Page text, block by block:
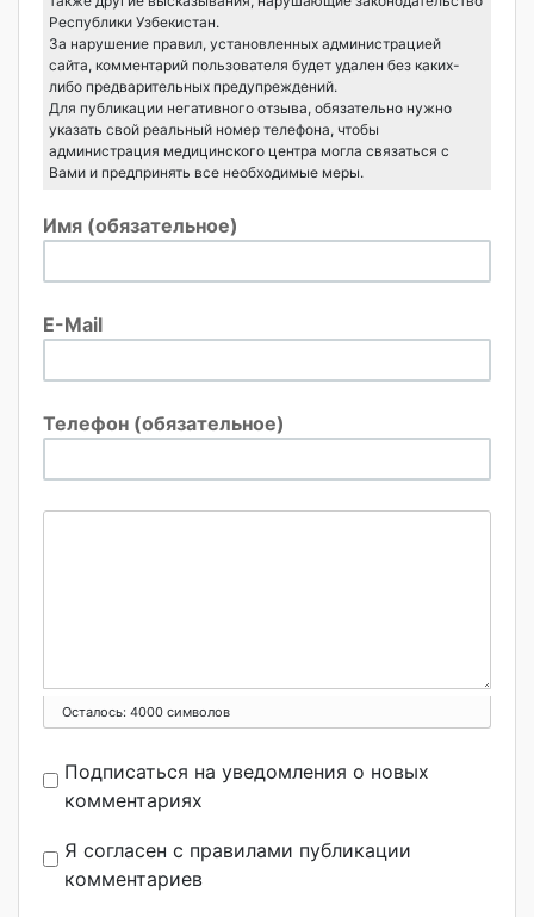
Республики Узбекистан.
За нарушение правил, установленных администрацией
сайта, комментарий пользователя будет удален без каких-
либо предварительных предупреждений.
Для публикации негативного отзыва, обязательно нужно
указать свой реальный номер телефона, чтобы
администрация медицинского центра могла связаться с
Вами и предпринять все необходимые меры.
Имя (обязательное)
E-Mail
Телефон (обязательное)
Осталось: 4000 символов
Подписаться на уведомления о новых
комментариях
Я согласен с правилами публикации
комментариев